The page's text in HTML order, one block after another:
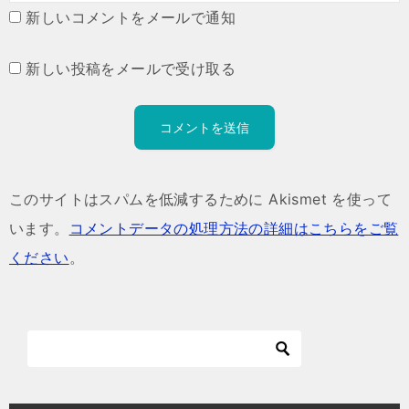
新しいコメントをメールで通知
新しい投稿をメールで受け取る
このサイトはスパムを低減するために Akismet を使って
います。
コメントデータの処理方法の詳細はこちらをご覧
ください 。